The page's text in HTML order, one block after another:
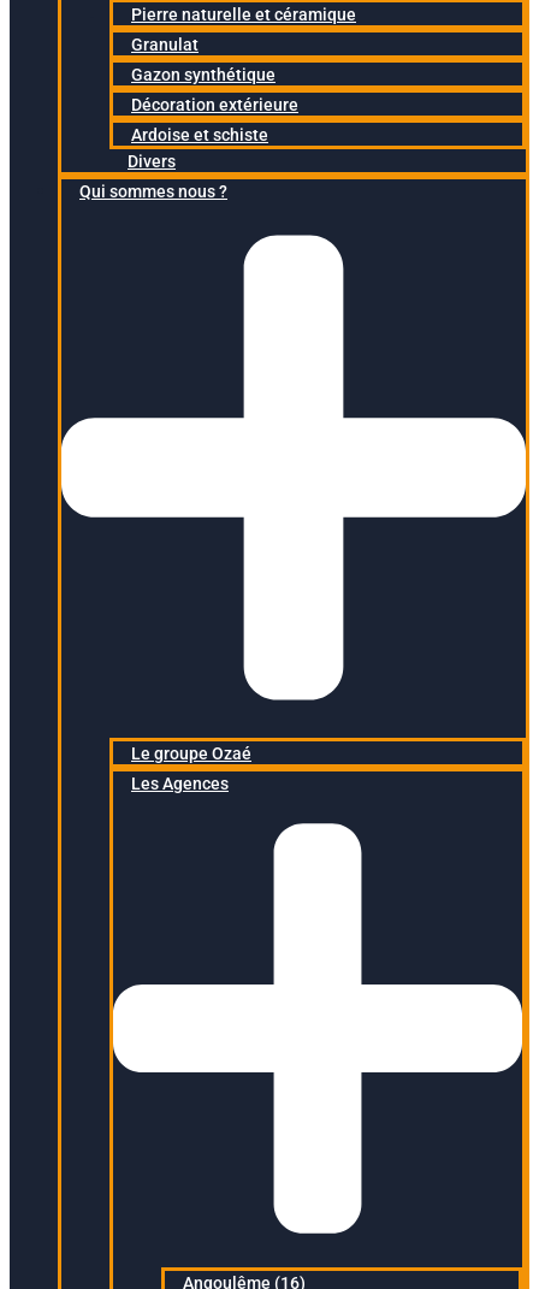
Pierre naturelle et céramique
Granulat
Gazon synthétique
Décoration extérieure
Ardoise et schiste
Divers
Qui sommes nous ?
Le groupe Ozaé
Les Agences
Angoulême (16)